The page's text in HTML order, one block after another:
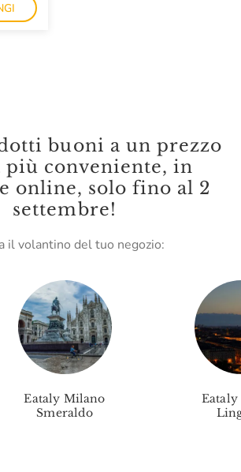
Giro
buoni a un prezzo
più conveniente, in
online, solo fino al 2
settembre!
il volantino del tuo negozio:
Eataly Milano
Smeraldo